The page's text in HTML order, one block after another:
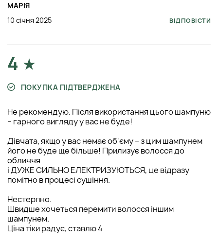
МАРІЯ
10 січня 2025
ВІДПОВІСТИ
4
ПОКУПКА ПІДТВЕРДЖЕНА
Не рекомендую. Після використання цього шампуню
– гарного вигляду у вас не буде!
Дівчата, якщо у вас немає об'єму – з цим шампунем
його не буде ще більше! Прилизує волосся до
обличчя
і ДУЖЕ СИЛЬНО ЕЛЕКТРИЗУЮТЬСЯ, це відразу
помітно в процесі сушіння.
Нестерпно.
Швидше хочеться перемити волосся іншим
шампунем.
Ціна тіки радує, ставлю 4